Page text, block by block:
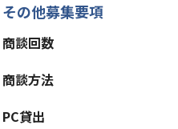
その他募集要項
商談回数
商談方法
PC貸出